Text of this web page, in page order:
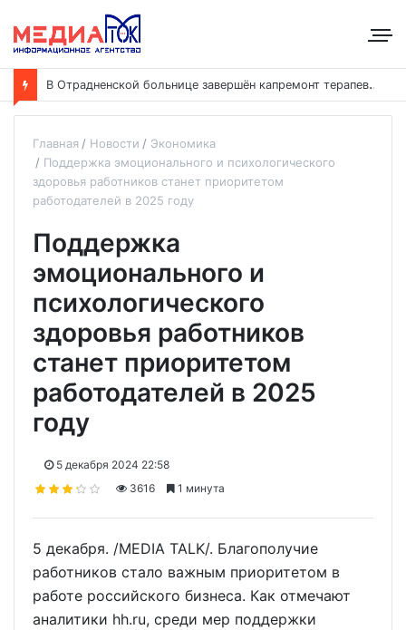
В
Отрадненской больнице завершён капремонт терапевтического корпуса
Главная Новости
Экономика
Поддержка эмоционального и психологического
здоровья работников станет приоритетом
работодателей в 2025 году
Поддержка
эмоционального и
психологического
здоровья работников
станет приоритетом
работодателей в 2025
году
5 декабря 2024 22:58
3616
1 минута
5 декабря. /MEDIA TALK/. Благополучие
работников стало важным приоритетом в
работе российского бизнеса. Как отмечают
аналитики hh.ru, среди мер поддержки